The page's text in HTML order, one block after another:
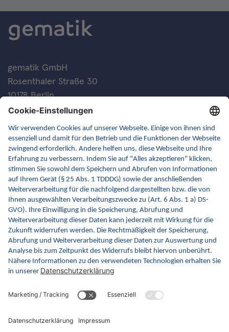
gematik GmbH
Rosenthaler Straße 30
10178 Berlin
Kontakt
FAQ
Newsletter
Fachveranstaltungen
Glossar
gematik.de
gemspec.gematik.de